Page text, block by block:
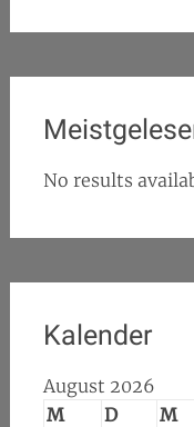
No results
Kalender
August 2026
M
D M